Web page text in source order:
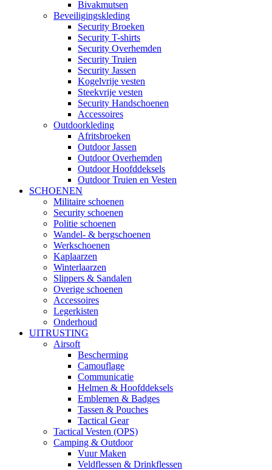
Bivakmutsen
Beveiligingskleding
Security Broeken
Security T-shirts
Security Overhemden
Security Truien
Security Jassen
Kogelvrije vesten
Steekvrije vesten
Security Handschoenen
Accessoires
Outdoorkleding
Afritsbroeken
Outdoor Jassen
Outdoor Overhemden
Outdoor Hoofddeksels
Outdoor Truien en Vesten
SCHOENEN
Militaire schoenen
Security schoenen
Politie schoenen
Wandel- & bergschoenen
Werkschoenen
Kaplaarzen
Winterlaarzen
Slippers & Sandalen
Overige schoenen
Accessoires
Legerkisten
Onderhoud
UITRUSTING
Airsoft
Bescherming
Camouflage
Communicatie
Helmen & Hoofddeksels
Emblemen & Badges
Tassen & Pouches
Tactical Gear
Tactical Vesten (OPS)
Camping & Outdoor
Vuur Maken
Veldflessen & Drinkflessen